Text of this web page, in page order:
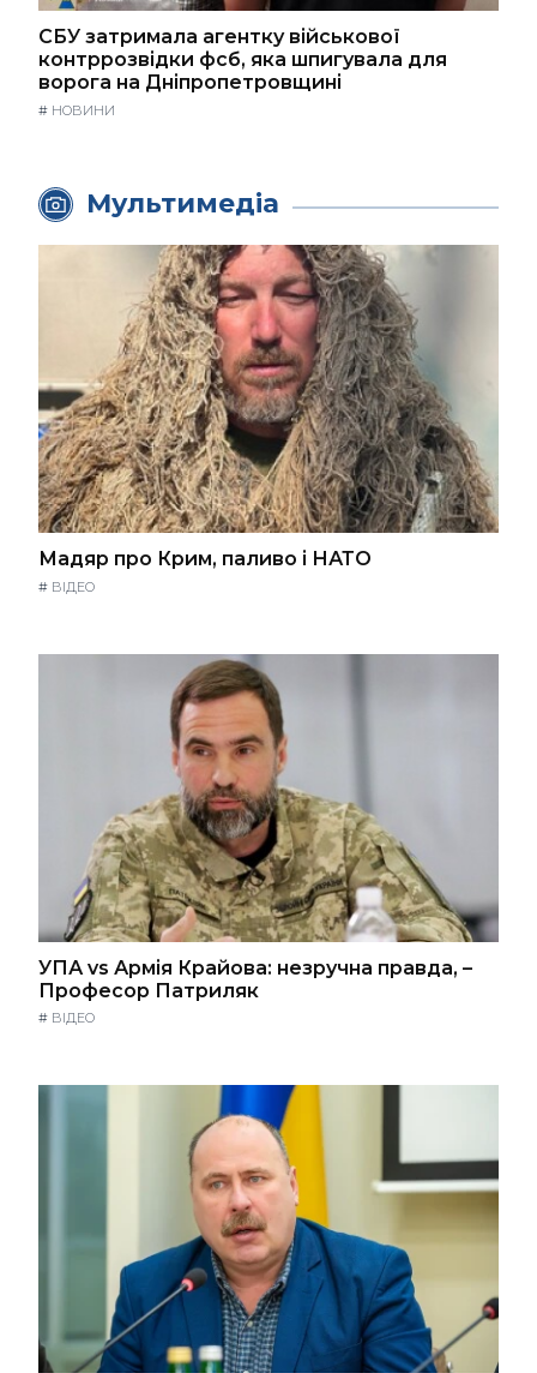
СБУ затримала агентку військової
контррозвідки фсб, яка шпигувала для
ворога на Дніпропетровщині
# НОВИНИ
Мультимедіа
Мадяр про Крим, паливо і НАТО
# ВІДЕО
УПА vs Армія Крайова: незручна правда, –
Професор Патриляк
# ВІДЕО